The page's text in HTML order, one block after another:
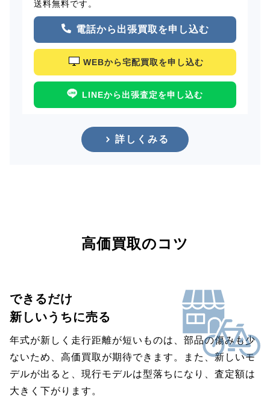
送料無料です。
電話から出張買取を申し込む
WEBから宅配買取を申し込む
LINEから出張査定を申し込む
詳しくみる
高価買取のコツ
できるだけ
新しいうちに売る
年式が新しく走行距離が短いものは、部品の傷みも少
ないため、高価買取が期待できます。また、新しいモ
デルが出ると、現行モデルは型落ちになり、査定額は
大きく下がります。